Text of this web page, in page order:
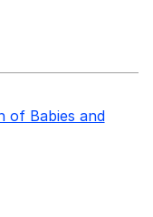
of Babies and